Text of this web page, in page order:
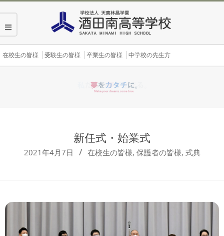
content
Secondary
在校生の皆様 受験生の皆様 卒業生の皆様 中学校の先生方
新任式・始業式
2021年4月7日 在校生の皆様, 保護者の皆様, 式典